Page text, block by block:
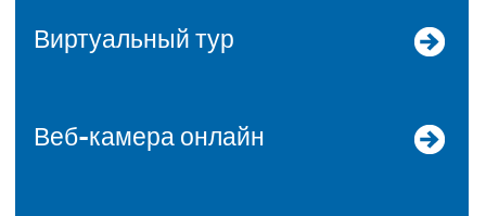
Виртуальный тур
Веб-камера онлайн